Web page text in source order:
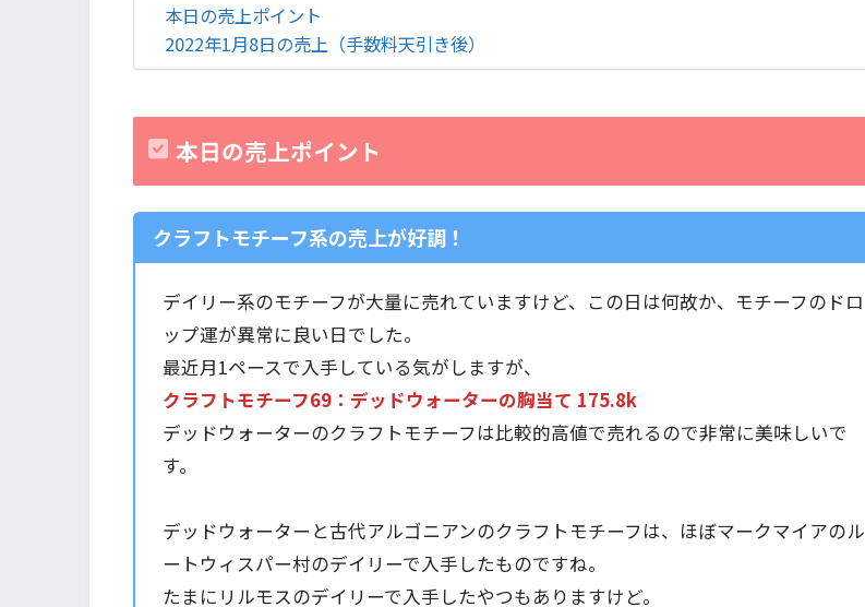
本日の売上ポイント
2022年1月8日の売上（手数料天引き後）
本日の売上ポイント
クラフトモチーフ系の売上が好調！
デイリー系のモチーフが大量に売れていますけど、この日は何故か、モチーフのドロ
ップ運が異常に良い日でした。
最近月1ペースで入手している気がしますが、
クラフトモチーフ69：デッドウォーターの胸当て 175.8k
デッドウォーターのクラフトモチーフは比較的高値で売れるので非常に美味しいで
す。
デッドウォーターと古代アルゴニアンのクラフトモチーフは、ほぼマークマイアのル
ートウィスパー村のデイリーで入手したものですね。
たまにリルモスのデイリーで入手したやつもありますけど。